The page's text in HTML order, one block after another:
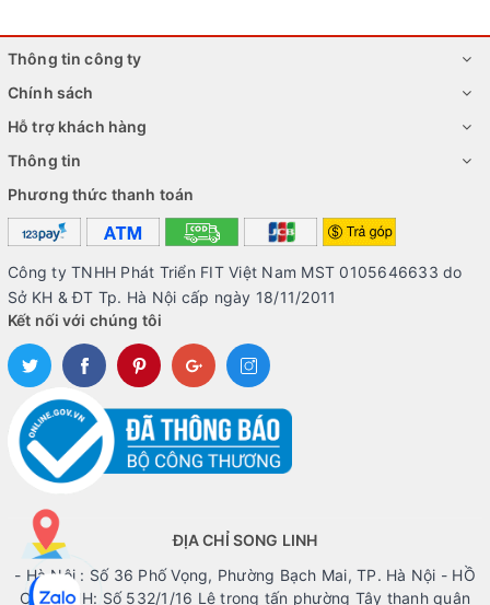
Thông tin công ty
Chính sách
Hỗ trợ khách hàng
Thông tin
Phương thức thanh toán
Công ty TNHH Phát Triển FIT Việt Nam MST 0105646633 do
Sở KH & ĐT Tp. Hà Nội cấp ngày 18/11/2011
Kết nối với chúng tôi
ĐỊA CHỈ SONG LINH
- Hà Nội : Số 36 Phố Vọng, Phường Bạch Mai, TP. Hà Nội - HỒ
CHÍ MINH: Số 532/1/16 Lê trọng tấn phường Tây thạnh quận